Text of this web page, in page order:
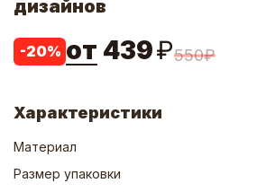
дизайнов
-20% от 439₽550₽
Характеристики
Материал
Размер упаковки